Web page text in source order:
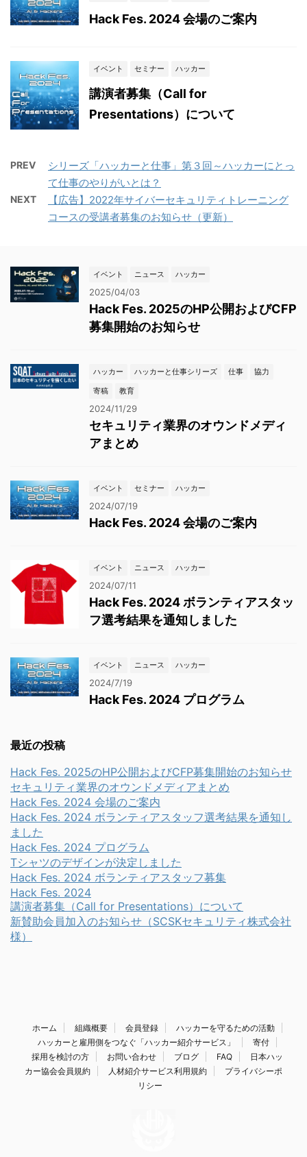
Hack Fes. 2024 会場のご案内
イベント セミナー ハッカー
講演者募集（Call for
Presentations）について
PREV
シリーズ「ハッカーと仕事」第３回～ハッカーにとっ
て仕事のやりがいとは？
NEXT
【広告】2022年サイバーセキュリティトレーニング
コースの受講者募集のお知らせ（更新）
イベント ニュース ハッカー
2025/04/03
Hack Fes. 2025のHP公開およびCFP
募集開始のお知らせ
ハッカー ハッカーと仕事シリーズ 仕事
協力
寄稿
教育
2024/11/29
セキュリティ業界のオウンドメディ
アまとめ
イベント セミナー ハッカー
2024/07/19
Hack Fes. 2024 会場のご案内
イベント ニュース ハッカー
2024/07/11
Hack Fes. 2024 ボランティアスタッ
フ選考結果を通知しました
イベント ニュース ハッカー
2024/7/19
Hack Fes. 2024 プログラム
最近の投稿
Hack Fes. 2025のHP公開およびCFP募集開始のお知らせ
セキュリティ業界のオウンドメディアまとめ
Hack Fes. 2024 会場のご案内
Hack Fes. 2024 ボランティアスタッフ選考結果を通知し
ました
Hack Fes. 2024 プログラム
Tシャツのデザインが決定しました
Hack Fes. 2024 ボランティアスタッフ募集
Hack Fes. 2024
講演者募集（Call for Presentations）について
新賛助会員加入のお知らせ（SCSKセキュリティ株式会社
様）
ホーム 組織概要 会員登録
ハッカーを守るための活動
ハッカーと雇用側をつなぐ「ハッカー紹介サービス」
寄付
採用を検討の方
お問い合わせ ブログ FAQ
日本ハッ
カー協会会員規約
人材紹介サービス利用規約
プライバシーポ
リシー